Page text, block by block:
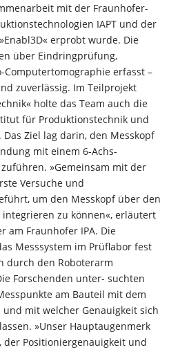
mit der Fraunhofer-
IAPT und der
erprobt wurde. Die
über Eindringprüfung,
erfasst –
zuverlässig. Im Teilprojekt
holte das Team auch die
für Produktionstechnik und
Ziel lag darin, den Messkopf
mit einem 6-Achs-
»Gemeinsam mit der
Versuche und
um den Messkopf über den
zu können«, erläutert
am Fraunhofer IPA. Die
Messsystem im Prüflabor fest
durch den Roboterarm
Forschenden unter- suchten
am Bauteil mit dem
mit welcher Genauigkeit sich
»Unser Hauptaugenmerk
Positioniergenauigkeit und